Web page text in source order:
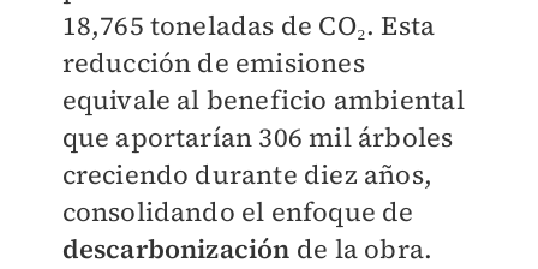
18,765 toneladas de CO₂. Esta
reducción de emisiones
equivale al beneficio ambiental
que aportarían 306 mil árboles
creciendo durante diez años,
consolidando el enfoque de
descarbonización de la obra.